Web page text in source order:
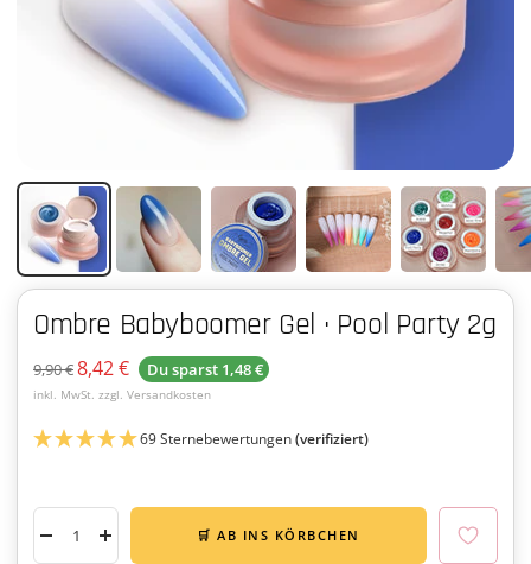
Ombre Babyboomer Gel · Pool Party 2g
Angebotspreis
8,42 €
Regulärer
Preis
9,90 € Du sparst 1,48 €
inkl. MwSt. zzgl. Versandkosten
69 Sternebewertungen(verifiziert)
Menge
Menge
🛒 AB INS KÖRBCHEN